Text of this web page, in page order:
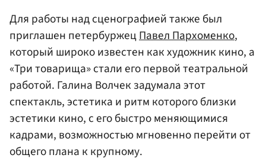
Для работы над сценографией также был
приглашен петербуржецПавел Пархоменко,
который широко известен как художник кино, а
«Три товарища» стали его первой театральной
работой. Галина Волчек задумала этот
спектакль, эстетика и ритм которого близки
эстетики кино, с его быстро меняющимися
кадрами, возможностью мгновенно перейти от
общего плана к крупному.